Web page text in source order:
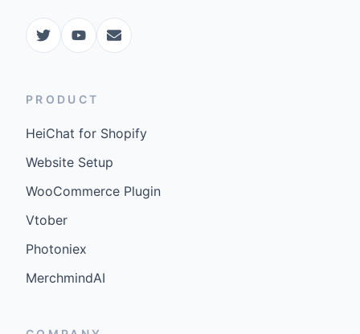
PRODUCT
HeiChat for Shopify
Website Setup
WooCommerce Plugin
Vtober
Photoniex
MerchmindAI